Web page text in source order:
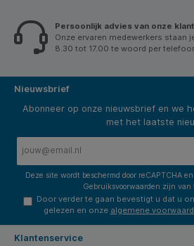
Persoonlijk advies van onze
Onze ervaren medewerkers staan
8.30 tot 17.00 te woord per
Nieuwsbrief
Abonneer op onze nieuwsbrief en we
met het laatste
Deze site wordt beschermd door reCAPTCHA en
Gebruiksvoorwaarden zijn van
Door verder te gaan bevestigt u dat u
gelezen en onze algemene
Klantenservice